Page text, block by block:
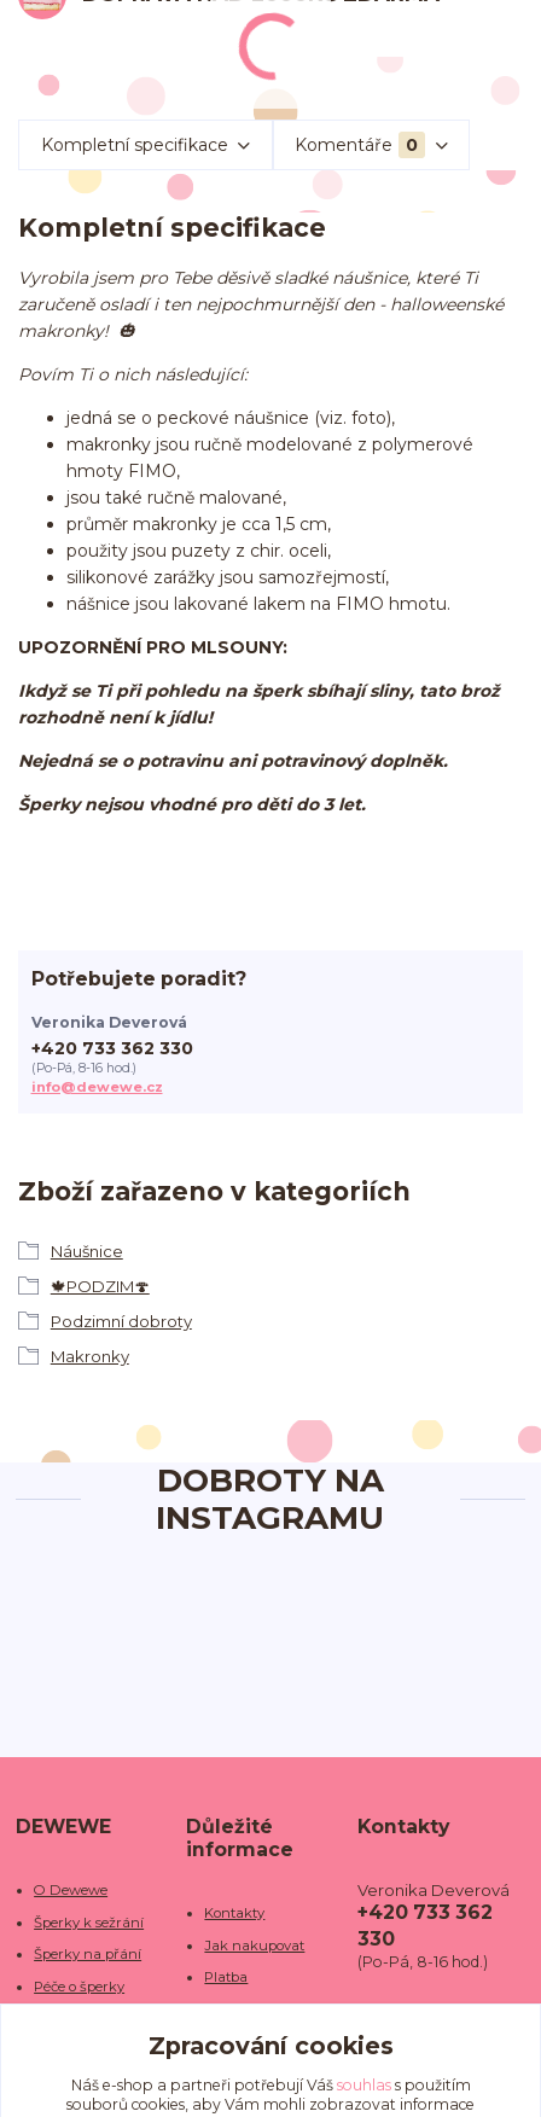
Kompletní specifikace Komentáře 0
Kompletní specifikace
Vyrobila jsem pro Tebe děsivě sladké náušnice, které Ti
zaručeně osladí i ten nejpochmurnější den - halloweenské
makronky! 🎃
Povím Ti o nich následující:
jedná se o peckové náušnice (viz. foto),
makronky jsou ručně modelované z polymerové
hmoty FIMO,
jsou také ručně malované,
průměr makronky je cca 1,5 cm,
použity jsou puzety z chir. oceli,
silikonové zarážky jsou samozřejmostí,
nášnice jsou lakované lakem na FIMO hmotu.
UPOZORNĚNÍ PRO MLSOUNY:
Ikdyž se Ti při pohledu na šperk sbíhají sliny, tato brož
rozhodně není k jídlu!
Nejedná se o potravinu ani potravinový doplněk.
Šperky nejsou vhodné pro děti do 3 let.
Zboží zařazeno v kategoriích
Náušnice
🍁PODZIM🍄
Podzimní dobroty
Makronky
Potřebujete poradit?
Veronika Deverová
+420 733 362 330
(Po-Pá, 8-16 hod.)
info@dewewe.cz
DOBROTY NA
INSTAGRAMU
DEWEWE
O Dewewe
Šperky k sežrání
Šperky na přání
Péče o šperky
Kamenné obchody
Fotogalerie
Důležité
informace
Kontakty
Jak nakupovat
Platba
Doba dodání
Doprava
Obchodní podmínky
Kontakty
Veronika Deverová
+420 733 362
330
(Po-Pá, 8-16 hod.)
we.cz
Zpracování cookies
Náš e-shop a partneři potřebují Váš souhlass použitím
souborů cookies, aby Vám mohli zobrazovat informace